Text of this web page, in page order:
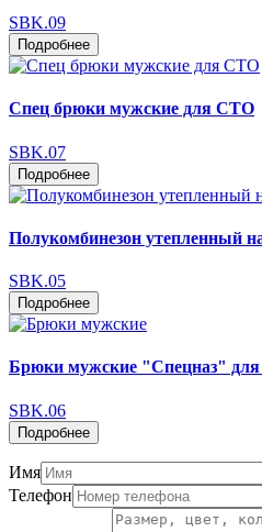
SBK.09
Подробнее
Спец брюки мужские для СТО
SBK.07
Подробнее
Полукомбинезон утепленный
SBK.05
Подробнее
Брюки мужские "Спецназ"
SBK.06
Подробнее
Имя
Телефон